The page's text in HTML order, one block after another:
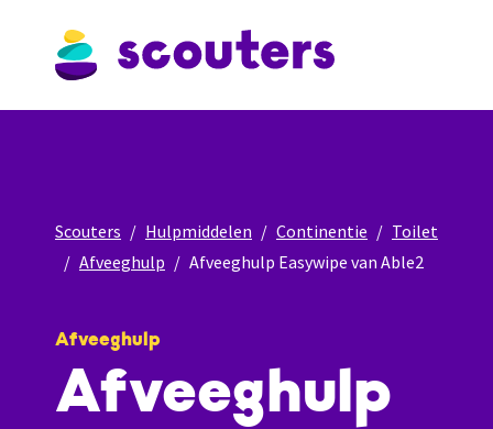
Scouters Hulpmiddelen Continentie
Toilet
Afveeghulp
Afveeghulp Easywipe van Able2
Afveeghulp
Afveeghulp